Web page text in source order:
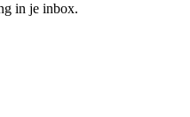
in je inbox.